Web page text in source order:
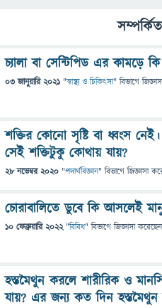
চ্যালা বা সেন্টিপিড এর কামড়ে
03 জানুয়ারি 2021 "স্বাস্থ্য ও চিকিৎসা" বিভাগে
শক্তির কোনো সৃষ্টি বা ধ্বংস
সেই শক্তিটুকু কোথায় যায়?
28 নভেম্বর 2020 "পদার্থবিজ্ঞান" বিভাগে জিজ্ঞাসা
চোরাবালিতে ডুবে কি আসলেই
10 ফেব্রুয়ারি 2022 "বিবিধ" বিভাগে জিজ্ঞাসাকরেছেন
হস্তমৈথুন করলে শারীরিক ও
যায়? এর জন্য কত দিন